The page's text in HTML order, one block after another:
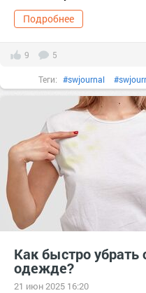
Подробнее
9 5
Теги: #swjournal
Как быстро убрать
одежде?
21 июн 2025 16:20